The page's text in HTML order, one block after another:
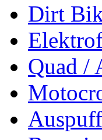
Dirt
Quad /